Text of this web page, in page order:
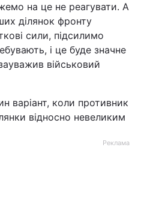
на це не реагувати. А
ділянок фронту
сили, підсилимо
і це буде значне
військовий
варіант, коли противник
відносно невеликим
Реклама